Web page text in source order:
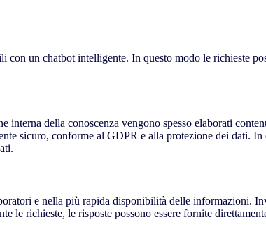
un chatbot intelligente. In questo modo le richieste
della conoscenza vengono spesso elaborati
sicuro, conforme al GDPR e alla protezione dei dati.
e nella più rapida disponibilità delle informazioni.
richieste, le risposte possono essere fornite